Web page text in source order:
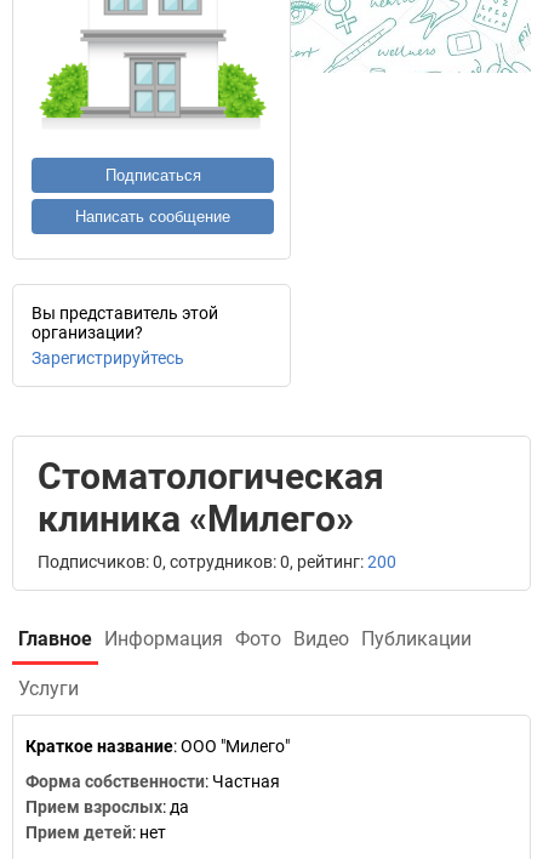
Подписаться
Написать сообщение
Вы представитель этой
организации?
Зарегистрируйтесь
Стоматологическая
клиника «Милего»
Подписчиков: 0, сотрудников: 0, рейтинг:200
Главное Информация Фото Видео Публикации
Услуги
Краткое название:ООО "Милего"
Форма собственности: Частная
Прием взрослых: да
Прием детей: нет